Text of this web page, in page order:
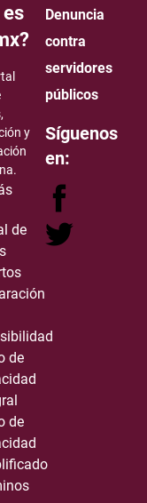
es
y
de
de
de
Denuncia
contra
servidores
públicos
Síguenos
en: